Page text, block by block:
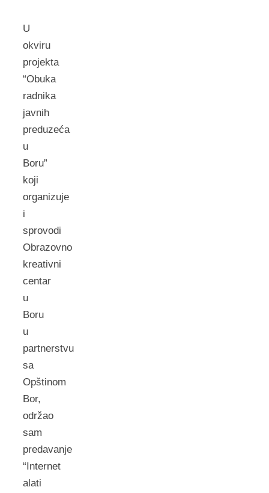
U
okviru
projekta
“Obuka
radnika
javnih
preduzeća
u
Boru”
koji
organizuje
i
sprovodi
Obrazovno
kreativni
centar
u
Boru
u
partnerstvu
sa
Opštinom
Bor,
održao
sam
predavanje
“Internet
alati